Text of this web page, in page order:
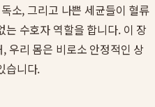
소, 그리고 나쁜 세균들이 혈류
는 수호자 역할을 합니다. 이 장
우리 몸은 비로소 안정적인 상
습니다.